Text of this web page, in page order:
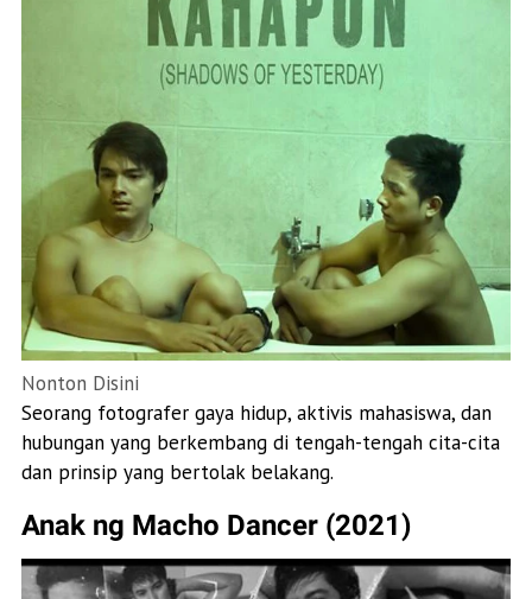
Nonton Disini
Seorang fotografer gaya hidup, aktivis mahasiswa, dan
hubungan yang berkembang di tengah-tengah cita-cita
dan prinsip yang bertolak belakang.
Anak ng Macho Dancer (2021)